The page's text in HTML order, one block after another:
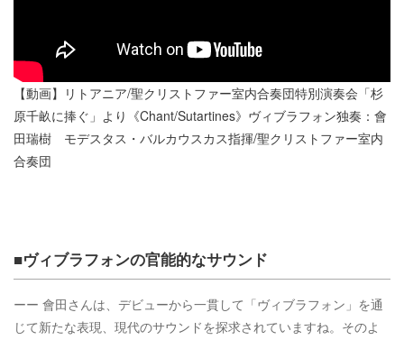
【動画】リトアニア/聖クリストファー室内合奏団特別演奏会「杉
原千畝に捧ぐ」より《Chant/Sutartines》ヴィブラフォン独奏：會
田瑞樹 モデスタス・バルカウスカス指揮/聖クリストファー室内
合奏団
■ヴィブラフォンの官能的なサウンド
ーー 會田さんは、デビューから一貫して「ヴィブラフォン」を通
じて新たな表現、現代のサウンドを探求されていますね。そのよ